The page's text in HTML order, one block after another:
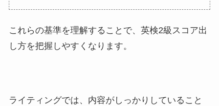
これらの基準を理解することで、英検2級スコア出
し方を把握しやすくなります。
ライティングでは、内容がしっかりしていること